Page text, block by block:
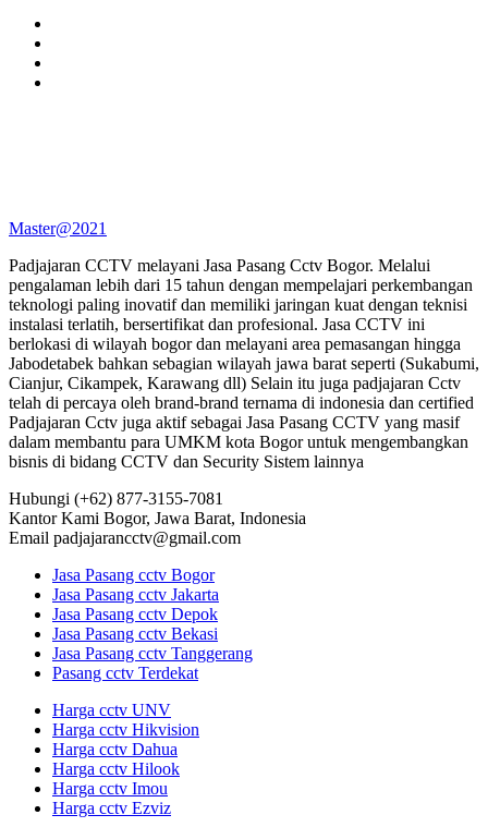
Master@2021
Padjajaran CCTV melayani Jasa Pasang Cctv Bogor. Melalui
pengalaman lebih dari 15 tahun dengan mempelajari perkembangan
teknologi paling inovatif dan memiliki jaringan kuat dengan teknisi
instalasi terlatih, bersertifikat dan profesional. Jasa CCTV ini
berlokasi di wilayah bogor dan melayani area pemasangan hingga
Jabodetabek bahkan sebagian wilayah jawa barat seperti (Sukabumi,
Cianjur, Cikampek, Karawang dll) Selain itu juga padjajaran Cctv
telah di percaya oleh brand-brand ternama di indonesia dan certified
Padjajaran Cctv juga aktif sebagai Jasa Pasang CCTV yang masif
dalam membantu para UMKM kota Bogor untuk mengembangkan
bisnis di bidang CCTV dan Security Sistem lainnya
Hubungi (+62) 877-3155-7081
Kantor Kami Bogor, Jawa Barat, Indonesia
Email padjajarancctv@gmail.com
Jasa Pasang cctv Bogor
Jasa Pasang cctv Jakarta
Jasa Pasang cctv Depok
Jasa Pasang cctv Bekasi
Jasa Pasang cctv Tanggerang
Pasang cctv Terdekat
Harga cctv UNV
Harga cctv Hikvision
Harga cctv Dahua
Harga cctv Hilook
Harga cctv Imou
Harga cctv Ezviz